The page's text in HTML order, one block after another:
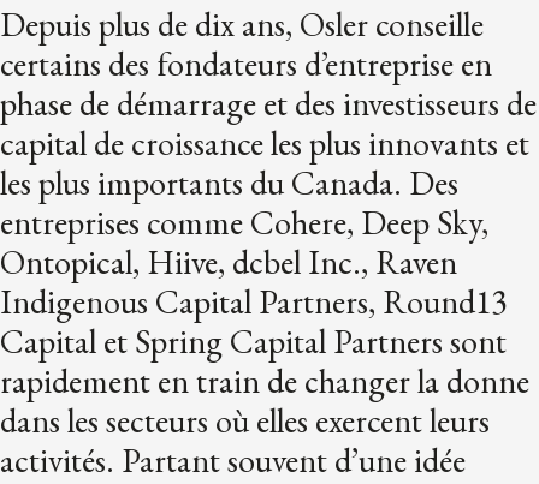
Depuis plus de dix ans, Osler conseille
certains des fondateurs d’entreprise en
phase de démarrage et des investisseurs de
capital de croissance les plus innovants et
les plus importants du Canada. Des
entreprises comme Cohere, Deep Sky,
Ontopical, Hiive, dcbel Inc., Raven
Indigenous Capital Partners, Round13
Capital et Spring Capital Partners sont
rapidement en train de changer la donne
dans les secteurs où elles exercent leurs
activités. Partant souvent d’une idée